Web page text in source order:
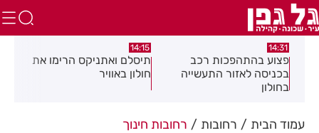
14:31
פצוע בהתהפכות רכב
בכניסה לאזור התעשייה
בחולון
14:15
תיסלם ואתניקס הרימו את
חולון באוויר
עמוד הבית רחובות רחובות חינוך